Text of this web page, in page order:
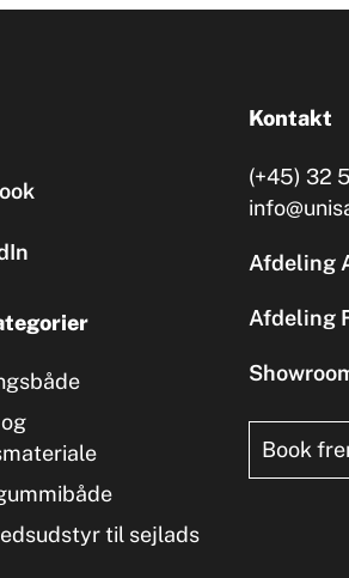
til sejlads
Kontakt
(+45) 32
Afdeling
Afdeling
Book